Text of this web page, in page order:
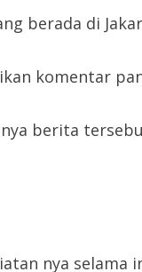
berada di
komentar
berita
nya selama